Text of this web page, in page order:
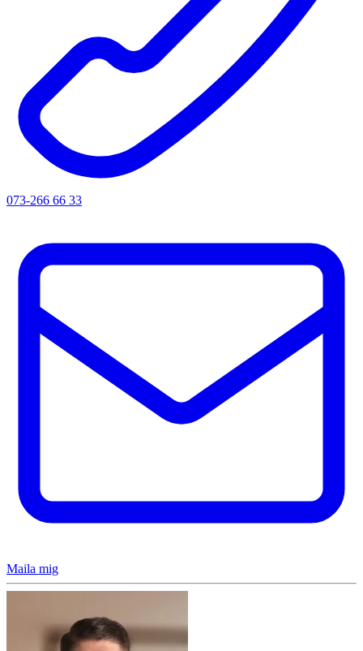
073-266 66 33
Maila mig